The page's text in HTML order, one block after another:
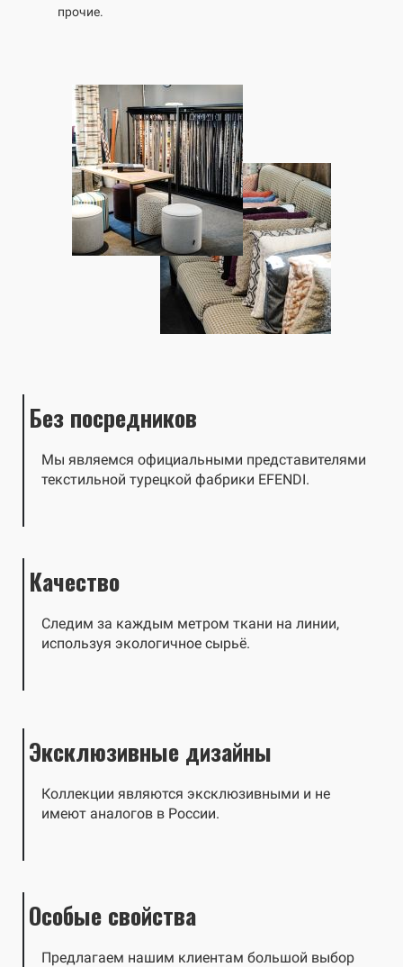
прочие.
Без посредников
Мы являемся официальными представителями
текстильной турецкой фабрики EFENDI.
Качество
Следим за каждым метром ткани на линии,
используя экологичное сырьё.
Эксклюзивные дизайны
Коллекции являются эксклюзивными и не
имеют аналогов в России.
Особые свойства
Предлагаем нашим клиентам большой выбор